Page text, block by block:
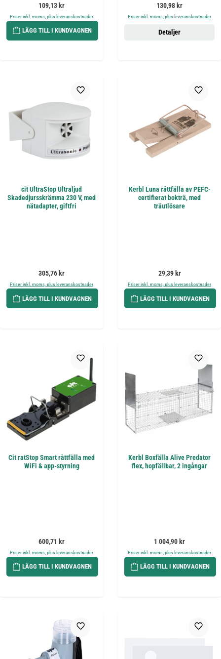
Ordinarie pris:
109,13 kr
Priser inkl. moms, plus leveranskostnader
LÄGG TILL I KUNDVAGNEN
Ordinarie pris:
130,98 kr
Priser inkl. moms, plus leveranskostnader
Detaljer
cit UltraStop Ultraljud
Skadedjursskrämma 230 V, med
nätadapter, giftfri
Ordinarie pris:
305,76 kr
Priser inkl. moms, plus leveranskostnader
LÄGG TILL I KUNDVAGNEN
Kerbl Luna råttfälla av PEFC-
certifierat bokträ, med
träutlösare
Ordinarie pris:
29,39 kr
Priser inkl. moms, plus leveranskostnader
LÄGG TILL I KUNDVAGNEN
Cit ratStop Smart råttfälla med
WiFi & app-styrning
Ordinarie pris:
600,71 kr
Priser inkl. moms, plus leveranskostnader
LÄGG TILL I KUNDVAGNEN
Kerbl Boxfälla Alive Predator
flex, hopfällbar, 2 ingångar
Ordinarie pris:
1 004,90 kr
Priser inkl. moms, plus leveranskostnader
LÄGG TILL I KUNDVAGNEN